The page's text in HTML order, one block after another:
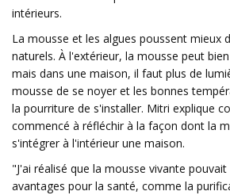
intérieurs.
La mousse et les algues poussent mieux
naturels. À l'extérieur, la mousse peut
mais dans une maison, il faut plus de
mousse de se noyer et les bonnes
la pourriture de s'installer. Mitri explique
commencé à réfléchir à la façon dont la
s'intégrer à l'intérieur une maison.
"J'ai réalisé que la mousse vivante
avantages pour la santé, comme la